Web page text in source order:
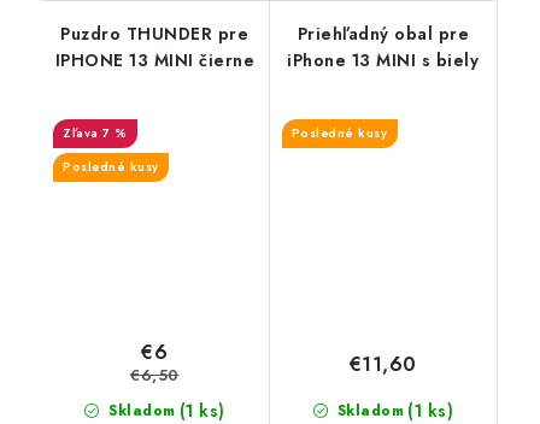
Puzdro THUNDER pre
IPHONE 13 MINI čierne
7 %
Posledné kusy
Skladom (1 ks)
€6
€6,50
Priehľadný obal pre
iPhone 13 MINI s biely
Posledné kusy
Skladom (1 ks)
€11,60